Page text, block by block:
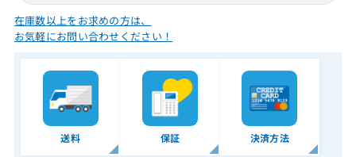
在庫数以上をお求めの方は、
お気軽にお問い合わせください！
送料 保証 決済方法